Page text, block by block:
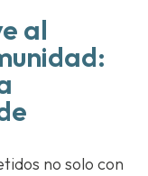
al
no solo con